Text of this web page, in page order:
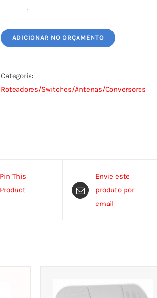
TP-
ADICIONAR NO ORÇAMENTO
Categoria:
Roteadores/Switches/Antenas/Conversores
Pin This
Product
Envie este
produto por
email